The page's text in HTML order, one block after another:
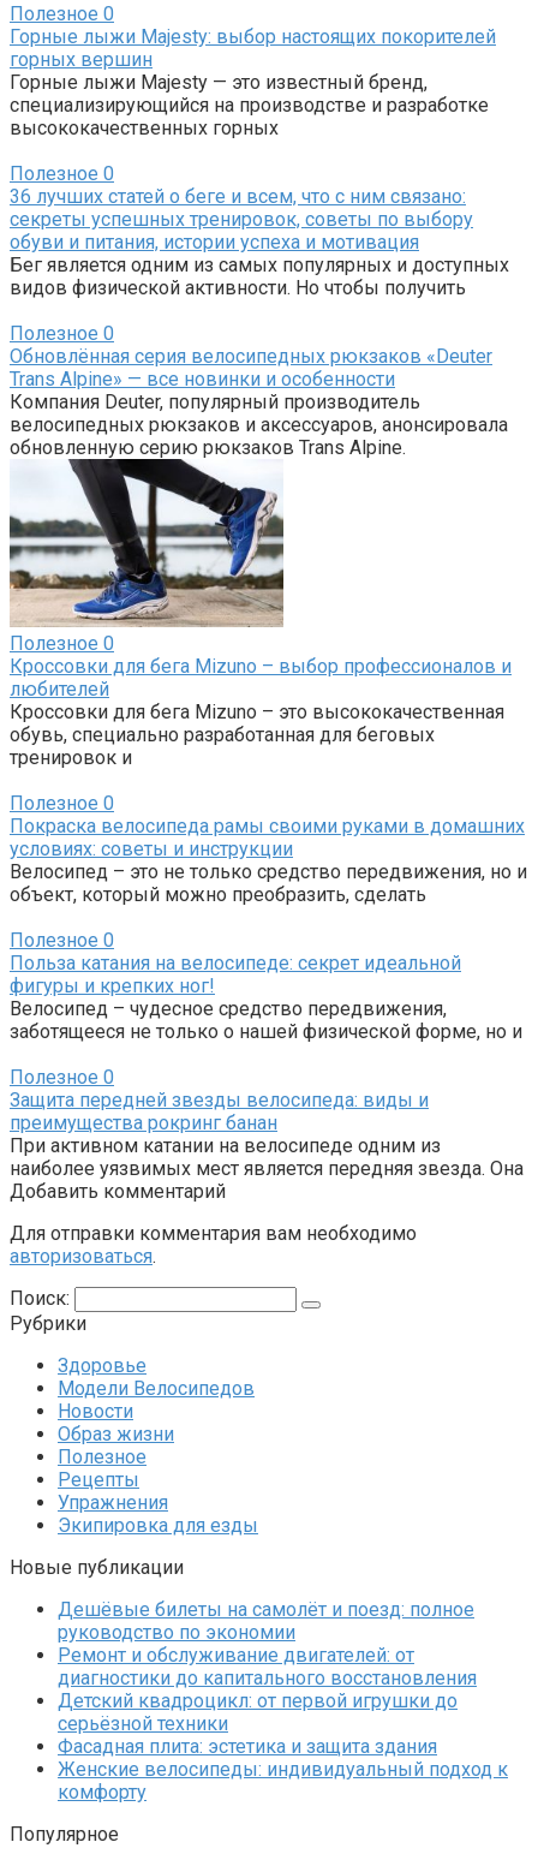
Полезное 0
Горные лыжи Majesty: выбор настоящих покорителей
горных вершин
Горные лыжи Majesty — это известный бренд,
специализирующийся на производстве и разработке
высококачественных горных
Полезное 0
36 лучших статей о беге и всем, что с ним связано:
секреты успешных тренировок, советы по выбору
обуви и питания, истории успеха и мотивация
Бег является одним из самых популярных и доступных
видов физической активности. Но чтобы получить
Полезное 0
Обновлённая серия велосипедных рюкзаков «Deuter
Trans Alpine» — все новинки и особенности
Компания Deuter, популярный производитель
велосипедных рюкзаков и аксессуаров, анонсировала
обновленную серию рюкзаков Trans Alpine.
Полезное 0
Кроссовки для бега Mizuno – выбор профессионалов и
любителей
Кроссовки для бега Mizuno – это высококачественная
обувь, специально разработанная для беговых
тренировок и
Полезное 0
Покраска велосипеда рамы своими руками в домашних
условиях: советы и инструкции
Велосипед – это не только средство передвижения, но и
объект, который можно преобразить, сделать
Полезное 0
Польза катания на велосипеде: секрет идеальной
фигуры и крепких ног!
Велосипед – чудесное средство передвижения,
заботящееся не только о нашей физической форме, но и
Полезное 0
Защита передней звезды велосипеда: виды и
преимущества рокринг банан
При активном катании на велосипеде одним из
наиболее уязвимых мест является передняя звезда. Она
Добавить комментарий
Для отправки комментария вам необходимо
авторизоваться.
Поиск:
Рубрики
Здоровье
Модели Велосипедов
Новости
Образ жизни
Полезное
Рецепты
Упражнения
Экипировка для езды
Новые публикации
Дешёвые билеты на самолёт и поезд: полное
руководство по экономии
Ремонт и обслуживание двигателей: от
диагностики до капитального восстановления
Детский квадроцикл: от первой игрушки до
серьёзной техники
Фасадная плита: эстетика и защита здания
Женские велосипеды: индивидуальный подход к
комфорту
Популярное